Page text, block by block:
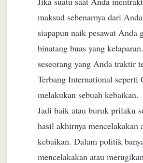
maksud sebenarnya dari
siapapun naik pesawat Anda
binatang buas yang kelaparan.
seseorang yang Anda traktir
Terbang International seperti
melakukan sebuah kebaikan.
Jadi baik atau buruk prilaku
hasil akhirnya mencelakakan
kebaikan. Dalam politik
mencelakakan atau